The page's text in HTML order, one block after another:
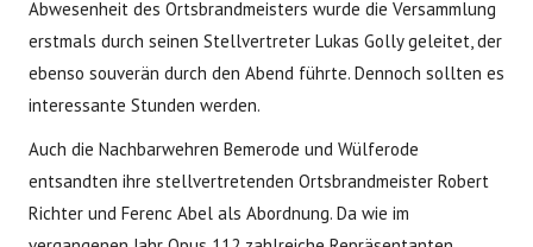
Abwesenheit des Ortsbrandmeisters wurde die Versammlung
erstmals durch seinen Stellvertreter Lukas Golly geleitet, der
ebenso souverän durch den Abend führte. Dennoch sollten es
interessante Stunden werden.
Auch die Nachbarwehren Bemerode und Wülferode
entsandten ihre stellvertretenden Ortsbrandmeister Robert
Richter und Ferenc Abel als Abordnung. Da wie im